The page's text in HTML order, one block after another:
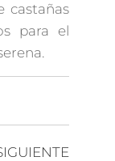
castañas
para el